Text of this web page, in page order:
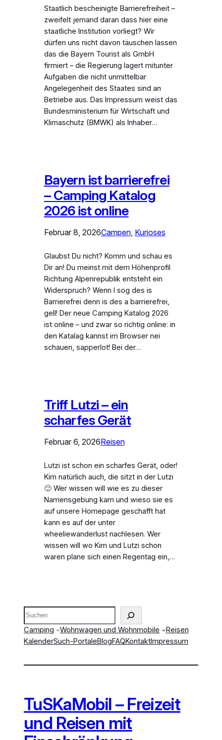
Staatlich bescheinigte Barrierefreiheit –
zweifelt jemand daran dass hier eine
staatliche Institution vorliegt? Wir
dürfen uns nicht davon täuschen lassen
das die Bayern Tourist als GmbH
firmiert – die Regierung lagert mitunter
Aufgaben die nicht unmittelbar
Angelegenheit des Staates sind an
Betriebe aus. Das Impressum weist das
Bundesministerium für Wirtschaft und
Klimaschutz (BMWK) als Inhaber…
Bayern ist barrierefrei
– Camping Katalog
2026 ist online
Februar 8, 2026Campen, Kurioses
Glaubst Du nicht? Komm und schau es
Dir an! Du meinst mit dem Höhenprofil
Richtung Alpenrepublik entsteht ein
Widerspruch? Wenn I sog des is
Barrierefrei denn is des a barrierefrei,
gell! Der neue Camping Katalog 2026
ist online – und zwar so richtig online: in
den Katalag kannst im Browser nei
schauen, sapperlot! Bei der…
Triff Lutzi – ein
scharfes Gerät
Februar 6, 2026Reisen
Lutzi ist schon ein scharfes Gerät, oder!
Kim natürlich auch, die sitzt in der Lutzi
🙂 Wer wissen will wie es zu dieser
Namensgebung kam und wieso sie es
auf unsere Homepage geschafft hat
kann es auf der unter
wheeliewanderlust nachlesen. Wer
wissen will wo Kim und Lutzi schon
waren plane sich einen Regentag ein,…
Suchen
Camping Wohnwagen und Wohnmobile
Reisen
KalenderSuch-PortaleBlogFAQKontaktImpressum
TuSKaMobil – Freizeit
und Reisen mit